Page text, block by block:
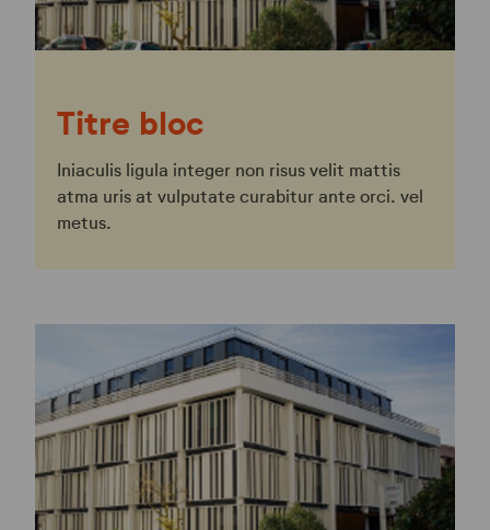
Titre bloc
Iniaculis ligula integer non risus velit mattis
atma uris at vulputate curabitur ante orci. vel
metus.